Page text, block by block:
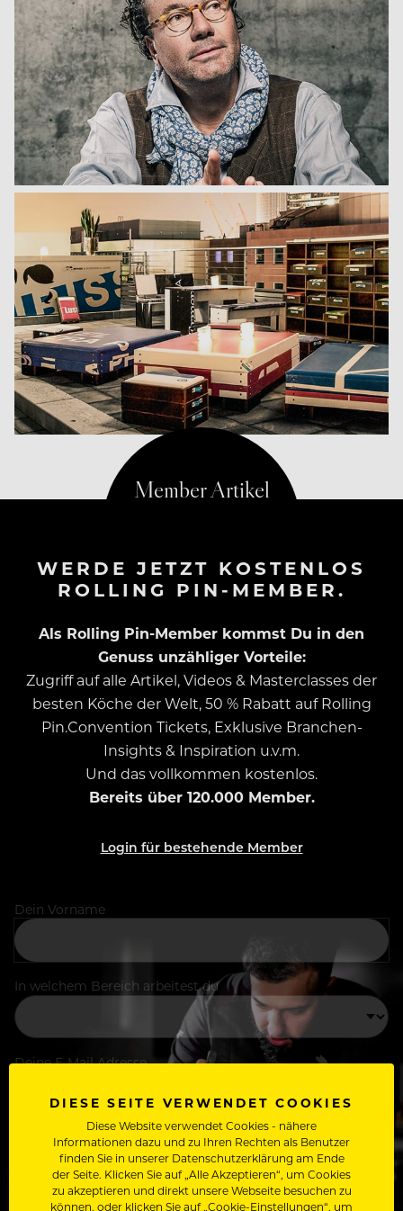
WERDE JETZT KOSTENLOS
ROLLING PIN-MEMBER.
Als Rolling Pin-Member kommst Du in den
Genuss unzähliger Vorteile:
Zugriff auf alle Artikel, Videos & Masterclasses der
besten Köche der Welt, 50 % Rabatt auf Rolling
Pin.Convention Tickets, Exklusive Branchen-
Insights & Inspiration u.v.m.
Und das vollkommen kostenlos.
Bereits über 120.000 Member.
Login für bestehende Member
Dein Vorname
In welchem Bereich arbeitest du
Deine E-Mail Adresse
Passwort
DIESE SEITE VERWENDET COOKIES
Diese Website verwendet Cookies - nähere
Informationen dazu und zu Ihren Rechten als Benutzer
finden Sie in unserer Datenschutzerklärung am Ende
der Seite. Klicken Sie auf „Alle Akzeptieren“, um Cookies
zu akzeptieren und direkt unsere Webseite besuchen zu
können, oder klicken Sie auf „Cookie-Einstellungen“, um